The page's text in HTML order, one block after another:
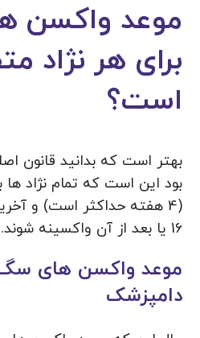
موعد واکسن
برای هر نژاد
است؟
بهتر است که بدانید قانون
16 یا بعد از آن واکسینه شوند.
موعد واکسن های
دامپزشک